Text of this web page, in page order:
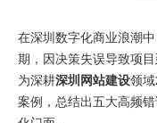
在深圳数字化商业浪潮
期，因决策失误导致项
为深耕深圳网站建设领
案例，总结出五大高频